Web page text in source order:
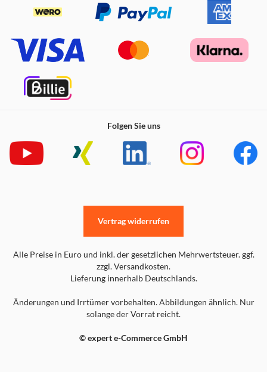
Folgen Sie uns
Alle Preise in Euro und inkl. der gesetzlichen Mehrwertsteuer. ggf.
zzgl. Versandkosten.
Lieferung innerhalb Deutschlands.
Änderungen und Irrtümer vorbehalten. Abbildungen ähnlich. Nur
solange der Vorrat reicht.
© expert e-Commerce GmbH
Vertrag widerrufen